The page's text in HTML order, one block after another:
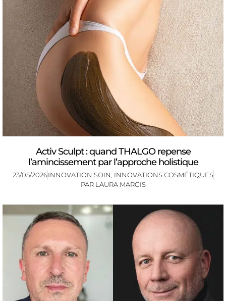
Activ Sculpt : quand THALGO repense
l’amincissement par l’approche holistique
23/05/2026INNOVATION SOIN INNOVATIONS COSMÉTIQUES
PAR LAURA MARGIS